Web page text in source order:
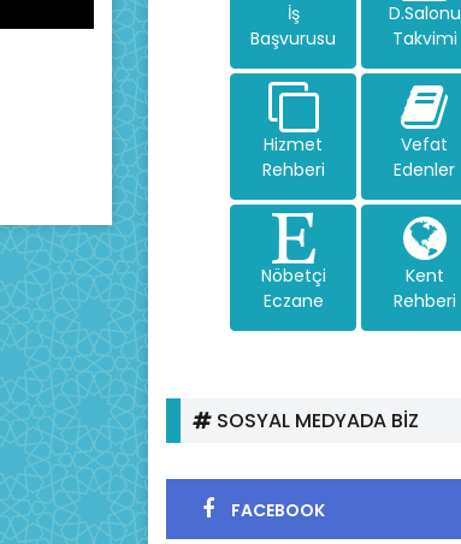
İş
Başvurusu
D.Salonu
Takvimi
Hizmet
Rehberi
Vefat
Edenler
Nöbetçi
Eczane
Kent
Rehberi
SOSYAL MEDYADA BİZ
FACEBOOK